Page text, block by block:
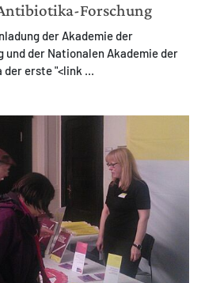
Forschung
der Akademie der
und der Nationalen Akademie der
erste "<link ...